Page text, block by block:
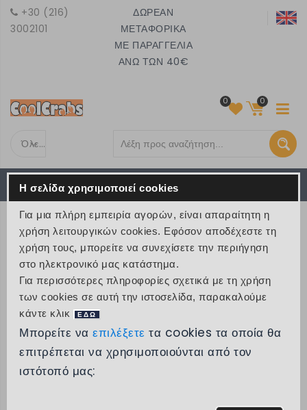
+30 (216)
3002101
ΔΩΡΕΑΝ
ΜΕΤΑΦΟΡΙΚΑ
ΜΕ ΠΑΡΑΓΓΕΛΙΑ
ΑΝΩ ΤΩΝ 40€
Όλες τις κατηγορίες
0 0
€ 0
MENU
ΠΡΟΪΟΝΤΑ
> Προϊόντα > Ταξίδια και Εκδρομές
> Αξεσουάρ Αποσκευών και Άνετο Ταξίδι
Κατηγορίες
Μάρκα
Η σελίδα χρησιμοποιεί cookies
Για μια πλήρη εμπειρία αγορών, είναι απαραίτητη η
χρήση λειτουργικών cookies. Εφόσον αποδέχεστε τη
χρήση τους, μπορείτε να συνεχίσετε την περιήγηση
στο ηλεκτρονικό μας κατάστημα.
Για περισσότερες πληροφορίες σχετικά με τη χρήση
των cookies σε αυτή την ιστοσελίδα, παρακαλούμε
κάντε κλικ
ΕΔΩ
Μπορείτε να επιλέξετετα cookies τα οποία θα
επιτρέπεται να χρησιμοποιούνται από τον
ιστότοπό μας: